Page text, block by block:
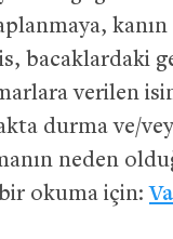
kanın
bacaklardaki
verilen
durma ve/
neden
okuma için: